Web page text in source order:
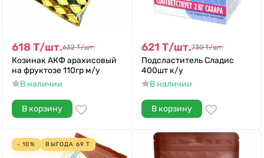
618 Т/шт.632 Т/шт.
Козинак АКФ арахисовый
на фруктозе 110гр м/у
В наличии
В корзину
621 Т/шт.730 Т/шт.
Подсластитель Сладис
400шт к/у
В наличии
В корзину
- 10% ВЫГОДА 69 Т